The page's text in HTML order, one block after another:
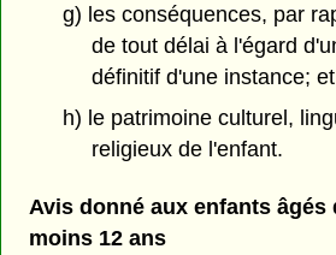
g) les conséquences, par
de tout délai à l'égard
définitif d'une instance; et
h) le patrimoine culturel,
religieux de l'enfant.
Avis donné aux enfants âgés
moins 12 ans